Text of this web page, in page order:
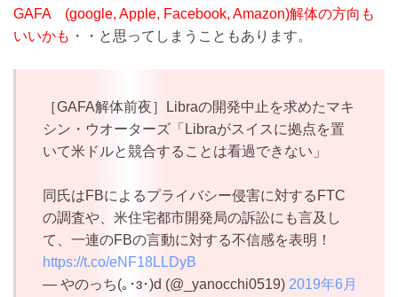
GAFA (google, Apple, Facebook, Amazon)解体の方向も
いいかも ・・と思ってしまうこともあります。
［GAFA解体前夜］Libraの開発中止を求めたマキ
シン・ウオーターズ「Libraがスイスに拠点を置
いて米ドルと競合することは看過できない」
同氏はFBによるプライバシー侵害に対するFTC
の調査や、米住宅都市開発局の訴訟にも言及し
て、一連のFBの言動に対する不信感を表明！
https://t.co/eNF18LLDyB
— やのっち(｡･ɜ･)d (@_yanocchi0519) 2019年6月